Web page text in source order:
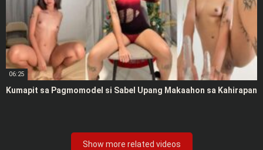
06:25
Kumapit sa Pagmomodel si Sabel Upang Makaahon sa Kahirapan
Show more related videos